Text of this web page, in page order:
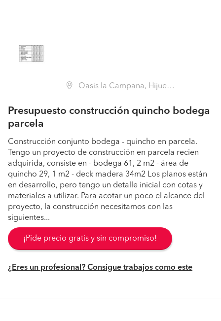
Oasis la Campana, Hijuelas (Región V Valparaíso - Quillota)
Presupuesto construcción quincho bodega
parcela
Construcción conjunto bodega - quincho en parcela.
Tengo un proyecto de construcción en parcela recien
adquirida, consiste en - bodega 61, 2 m2 - área de
quincho 29, 1 m2 - deck madera 34m2 Los planos están
en desarrollo, pero tengo un detalle inicial con cotas y
materiales a utilizar. Para acotar un poco el alcance del
proyecto, la construcción necesitamos con las
siguientes...
¡Pide precio gratis y sin compromiso!
¿Eres un profesional? Consigue trabajos como este